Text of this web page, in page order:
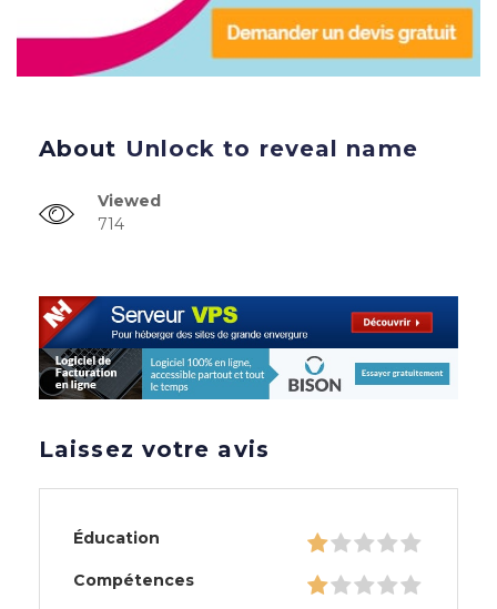
About Unlock to reveal name
Viewed
714
Laissez votre avis
Éducation
Compétences